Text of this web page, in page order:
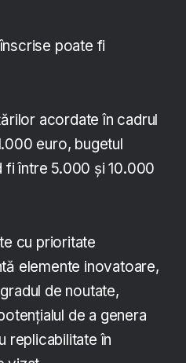
poate fi
acordate în cadrul
euro, bugetul
între 5.000 și 10.000
cu prioritate
elemente inovatoare,
de noutate,
de a genera
replicabilitate în